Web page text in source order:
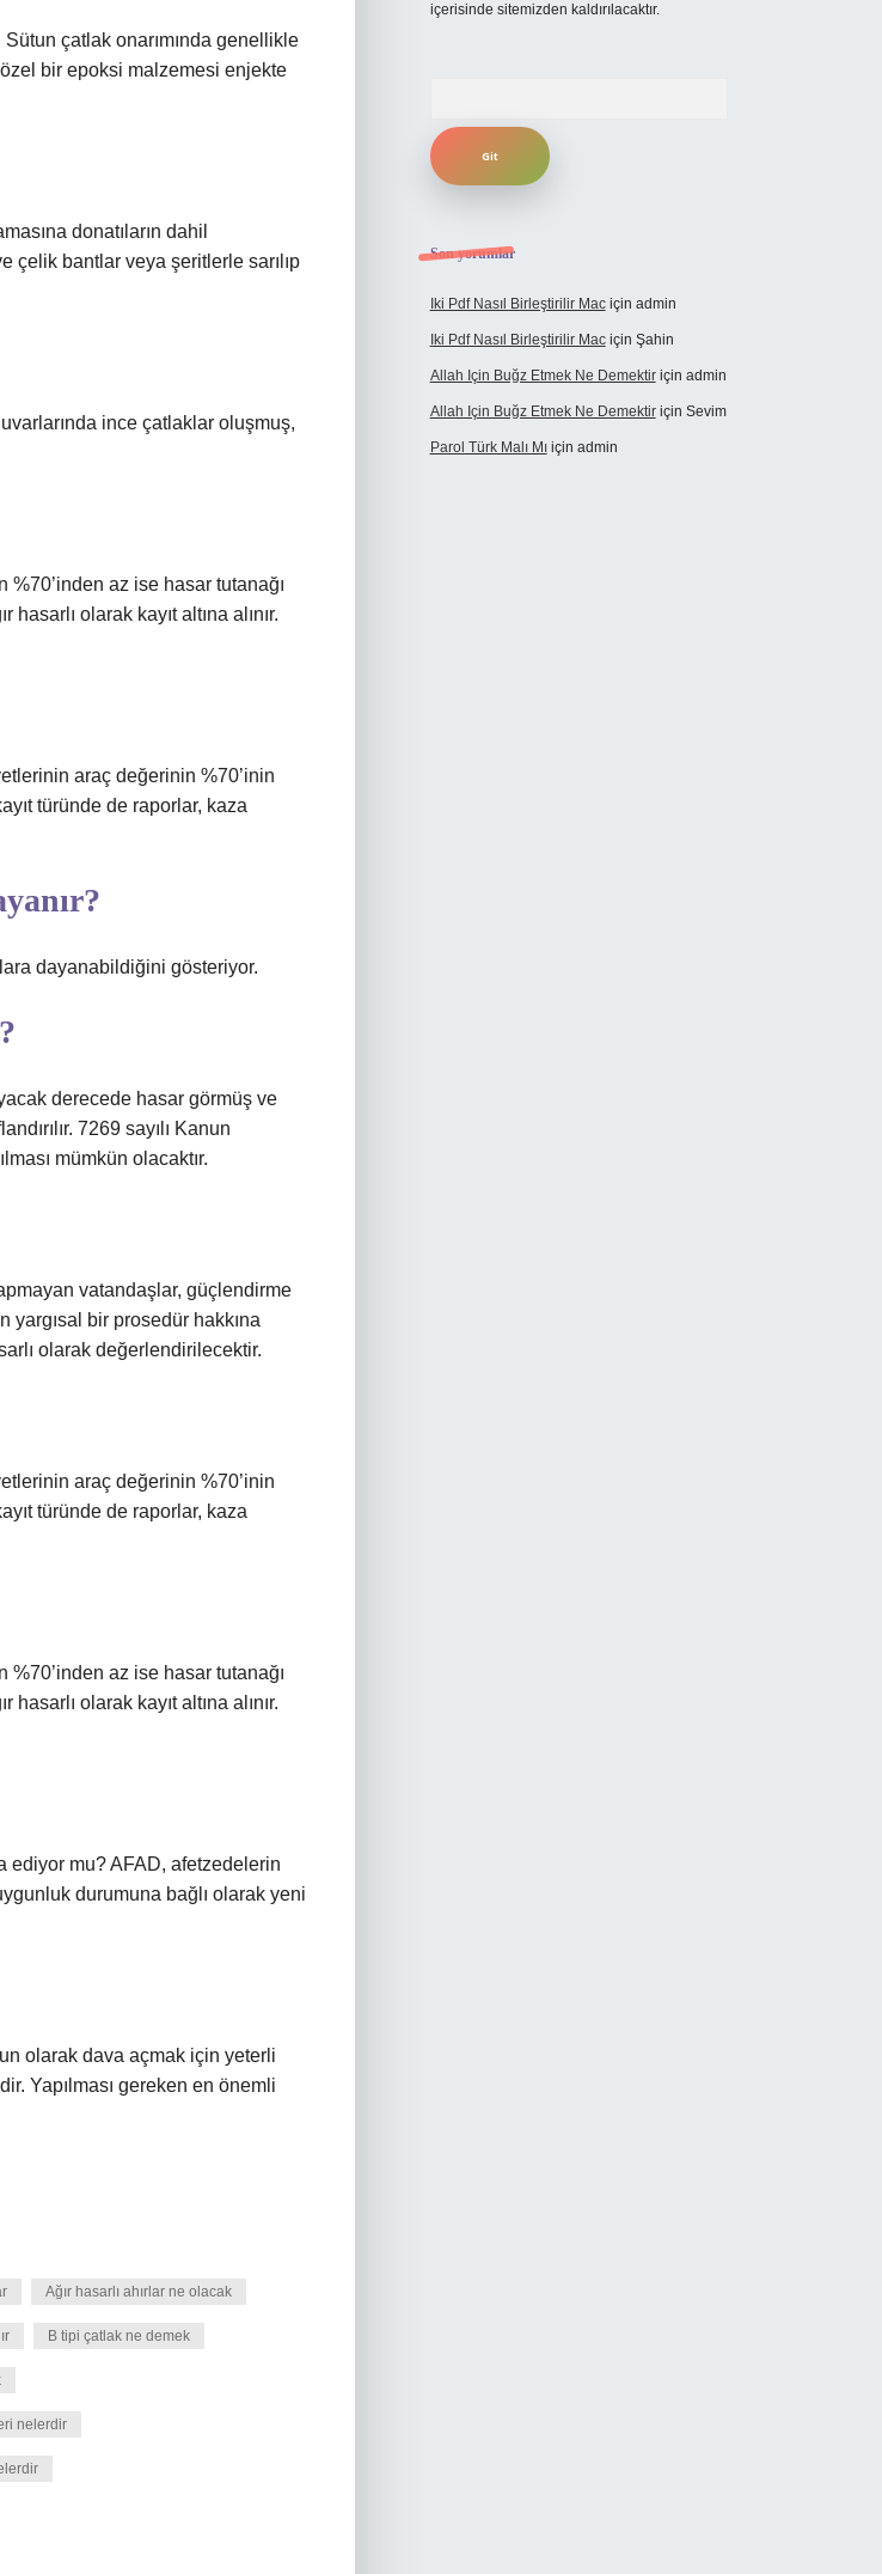
çatlak onarımında genellikle
bir epoksi malzemesi enjekte
donatıların dahil
çelik bantlar veya şeritlerle sarılıp
ince çatlaklar oluşmuş,
%70’inden az ise hasar tutanağı
olarak kayıt altına alınır.
araç değerinin %70’inin
türünde de raporlar, kaza
dayanabildiğini gösteriyor.
derecede hasar görmüş ve
7269 sayılı Kanun
mümkün olacaktır.
vatandaşlar, güçlendirme
bir prosedür hakkına
olarak değerlendirilecektir.
araç değerinin %70’inin
türünde de raporlar, kaza
%70’inden az ise hasar tutanağı
olarak kayıt altına alınır.
ediyor mu? AFAD, afetzedelerin
durumuna bağlı olarak yeni
olarak dava açmak için yeterli
Yapılması gereken en önemli
Ağır hasarlı ahırlar ne olacak
B tipi çatlak ne demek
nelerdir
içerisinde sitemizden kaldırılacaktır.
Son yorumlar
Iki Pdf Nasıl Birleştirilir Maciçin admin
Iki Pdf Nasıl Birleştirilir Maciçin Şahin
Allah Için Buğz Etmek Ne Demektiriçin admin
Allah Için Buğz Etmek Ne Demektiriçin Sevim
Parol Türk Malı Mıiçin admin